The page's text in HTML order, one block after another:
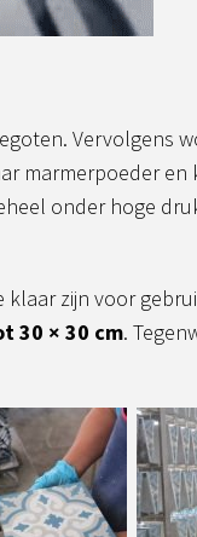
Vervolgens
marmerpoeder
onder hoge
zijn voor
30 × 30 cm.